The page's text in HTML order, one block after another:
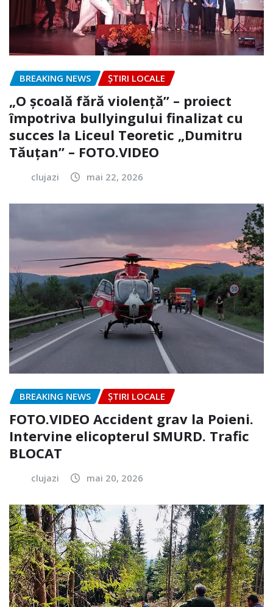
BREAKING NEWS ȘTIRI LOCALE
„O școală fără violență” – proiect
împotriva bullyingului finalizat cu
succes la Liceul Teoretic „Dumitru
Tăuțan” – FOTO.VIDEO
clujazi mai 22, 2026
BREAKING NEWS ȘTIRI LOCALE
FOTO.VIDEO Accident grav la Poieni.
Intervine elicopterul SMURD. Trafic
BLOCAT
clujazi mai 20, 2026